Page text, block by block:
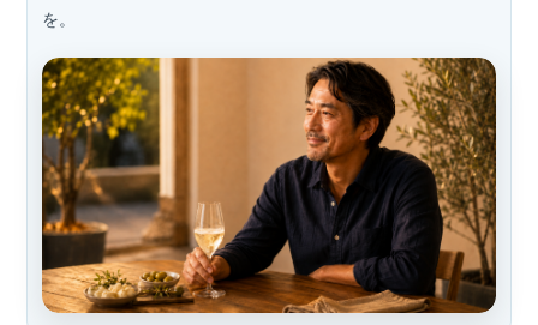
を。